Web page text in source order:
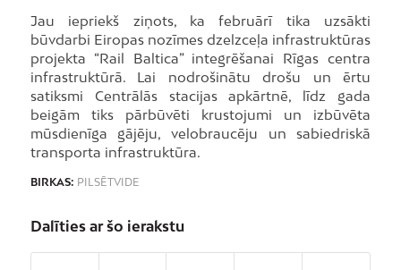
Jau iepriekš ziņots, ka februārī tika uzsākti
būvdarbi Eiropas nozīmes dzelzceļa infrastruktūras
projekta “Rail Baltica” integrēšanai Rīgas centra
infrastruktūrā. Lai nodrošinātu drošu un ērtu
satiksmi Centrālās stacijas apkārtnē, līdz gada
beigām tiks pārbūvēti krustojumi un izbūvēta
mūsdienīga gājēju, velobraucēju un sabiedriskā
transporta infrastruktūra.
BIRKAS: PILSĒTVIDE
Dalīties ar šo ierakstu